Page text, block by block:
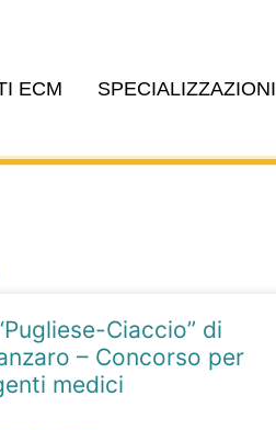
ECM SPECIALIZZAZIONI
Ciaccio” di
– Concorso per
medici